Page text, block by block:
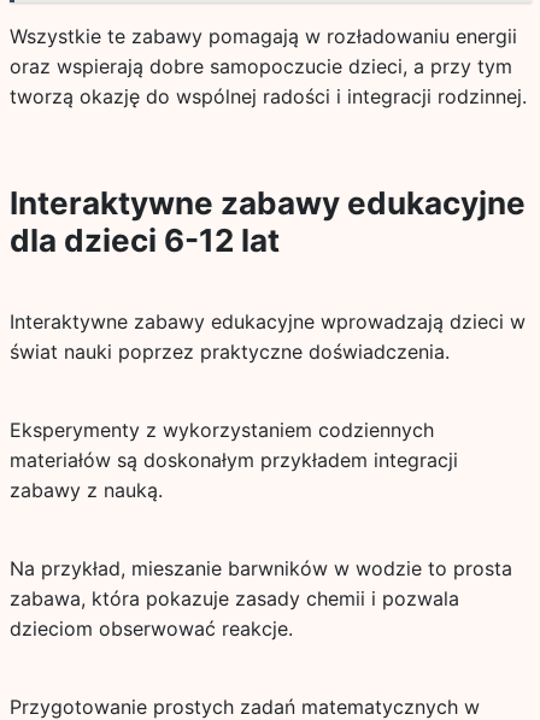
Wszystkie te zabawy pomagają w rozładowaniu energii
oraz wspierają dobre samopoczucie dzieci, a przy tym
tworzą okazję do wspólnej radości i integracji rodzinnej.
Interaktywne zabawy edukacyjne
dla dzieci 6-12 lat
Interaktywne zabawy edukacyjne wprowadzają dzieci w
świat nauki poprzez praktyczne doświadczenia.
Eksperymenty z wykorzystaniem codziennych
materiałów są doskonałym przykładem integracji
zabawy z nauką.
Na przykład, mieszanie barwników w wodzie to prosta
zabawa, która pokazuje zasady chemii i pozwala
dzieciom obserwować reakcje.
Przygotowanie prostych zadań matematycznych w